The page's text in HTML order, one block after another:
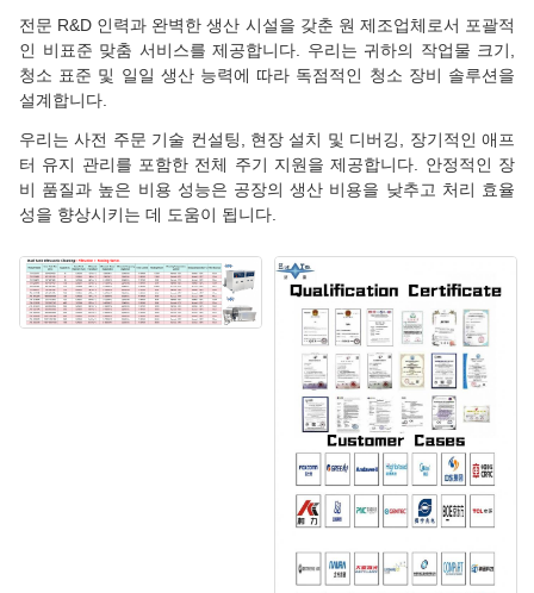
전문 R&D 인력과 완벽한 생산 시설을 갖춘 원 제조업체로서 포괄적
인 비표준 맞춤 서비스를 제공합니다. 우리는 귀하의 작업물 크기,
청소 표준 및 일일 생산 능력에 따라 독점적인 청소 장비 솔루션을
설계합니다.
우리는 사전 주문 기술 컨설팅, 현장 설치 및 디버깅, 장기적인 애프
터 유지 관리를 포함한 전체 주기 지원을 제공합니다. 안정적인 장
비 품질과 높은 비용 성능은 공장의 생산 비용을 낮추고 처리 효율
성을 향상시키는 데 도움이 됩니다.